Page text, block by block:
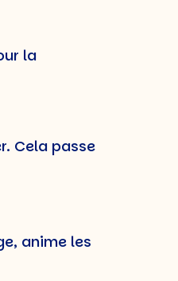
la
Cela passe
anime les